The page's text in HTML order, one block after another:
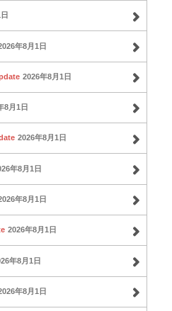
年8月1日
2026年8月1日
8月1日
2026年8月1日
年8月1日
年8月1日
2026年8月1日
年8月1日
年8月1日